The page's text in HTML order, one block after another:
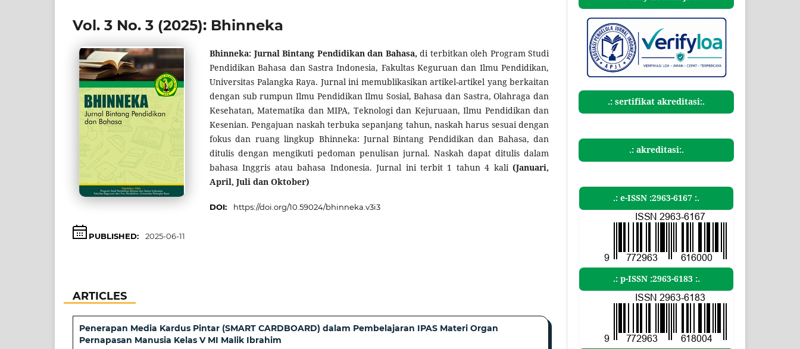
Vol. 3 No. 3 (2025): Bhinneka
Bhinneka: Jurnal Bintang Pendidikan dan Bahasa, di terbitkan oleh Program Studi
Pendidikan Bahasa dan Sastra Indonesia, Fakultas Keguruan dan Ilmu Pendidikan,
Universitas Palangka Raya. Jurnal ini memublikasikan artikel-artikel yang berkaitan
dengan sub rumpun Ilmu Pendidikan Ilmu Sosial, Bahasa dan Sastra, Olahraga dan
Kesehatan, Matematika dan MIPA, Teknologi dan Kejuruaan, Ilmu Pendidikan dan
Kesenian. Pengajuan naskah terbuka sepanjang tahun, naskah harus sesuai dengan
fokus dan ruang lingkup Bhinneka: Jurnal Bintang Pendidikan dan Bahasa, dan
ditulis dengan mengikuti pedoman penulisan jurnal. Naskah dapat ditulis dalam
bahasa Inggris atau bahasa Indonesia. Jurnal ini terbit 1 tahun 4 kali (Januari,
April, Juli dan Oktober)
DOI: https://doi.org/10.59024/bhinneka.v3i3
PUBLISHED: 2025-06-11
ARTICLES
Penerapan Media Kardus Pintar (SMART CARDBOARD) dalam Pembelajaran IPAS Materi Organ
Pernapasan Manusia Kelas V MI Malik Ibrahim
.: sertifikat akreditasi:.
.: akreditasi:.
.: e-ISSN :2963-6167 :.
.: p-ISSN :2963-6183 :.